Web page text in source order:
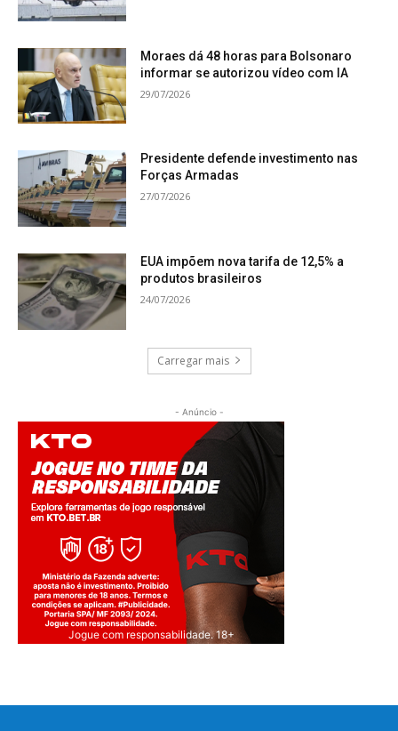
Moraes dá 48 horas para Bolsonaro
informar se autorizou vídeo com IA
29/07/2026
Presidente defende investimento nas
Forças Armadas
27/07/2026
EUA impõem nova tarifa de 12,5% a
produtos brasileiros
24/07/2026
Carregar mais
- Anúncio -
Jogue com responsabilidade. 18+